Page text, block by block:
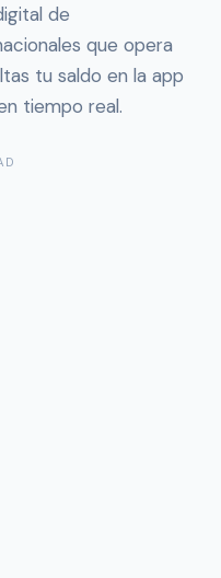
de
que opera
tu saldo en la app
tiempo real.